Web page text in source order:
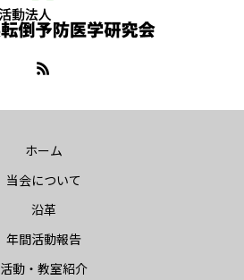
ホーム
当会について
沿革
年間活動報告
活動・教室紹介